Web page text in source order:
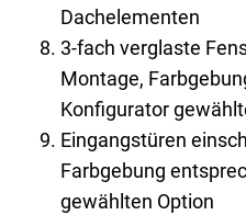
Dachelementen
3-fach verglaste
Montage,
Konfigurator
Eingangstüren
Farbgebung
gewählten Option